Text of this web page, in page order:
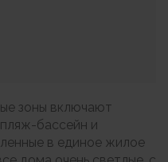
зоны включают
бассейн и
в единое жилое